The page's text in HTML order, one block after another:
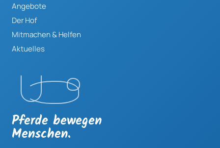
Angebote
Der Hof
Mitmachen & Helfen
Aktuelles
Pferde bewegen
Menschen.